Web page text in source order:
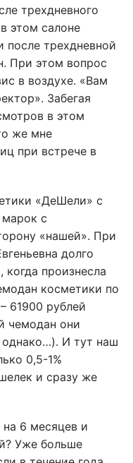
трехдневного
этом салоне
после трехдневной
При этом вопрос
в воздухе. «Вам
Забегая
в этом
же мне
при встрече в
«ДеШели» с
с
«нашей». При
долго
когда произнесла
косметики по
61900 рублей
чемодан они
И тут наш
0,5-1%
и сразу же
6 месяцев и
Уже больше